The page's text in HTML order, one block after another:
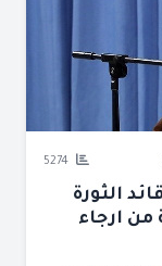
الثورة
ارجاء